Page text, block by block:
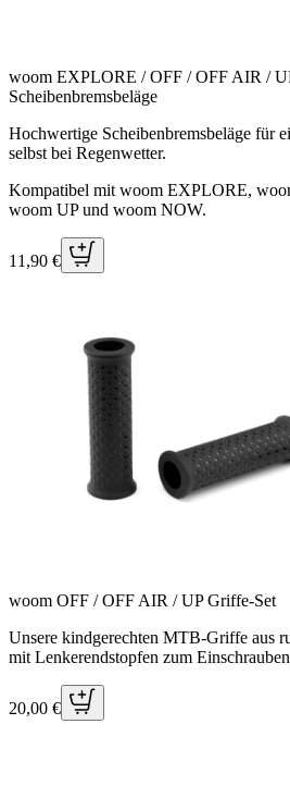
woom EXPLORE / OFF / OFF AIR /
Scheibenbremsbeläge
Hochwertige Scheibenbremsbeläge für
selbst bei Regenwetter.
Kompatibel mit woom EXPLORE,
woom UP und woom NOW.
11,90 €
woom OFF / OFF AIR / UP Griffe-Set
Unsere kindgerechten MTB-Griffe aus
mit Lenkerendstopfen zum
20,00 €